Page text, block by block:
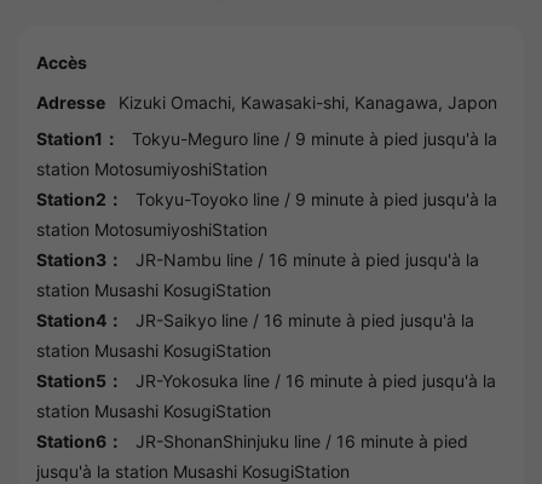
Accès
Adresse
Kizuki Omachi, Kawasaki-shi, Kanagawa, Japon
Station1：
Tokyu-Meguro line / 9 minute à pied jusqu'à la
station MotosumiyoshiStation
Station2：
Tokyu-Toyoko line / 9 minute à pied jusqu'à la
station MotosumiyoshiStation
Station3：
JR-Nambu line / 16 minute à pied jusqu'à la
station Musashi KosugiStation
Station4：
JR-Saikyo line / 16 minute à pied jusqu'à la
station Musashi KosugiStation
Station5：
JR-Yokosuka line / 16 minute à pied jusqu'à la
station Musashi KosugiStation
Station6：
JR-ShonanShinjuku line / 16 minute à pied
jusqu'à la station Musashi KosugiStation